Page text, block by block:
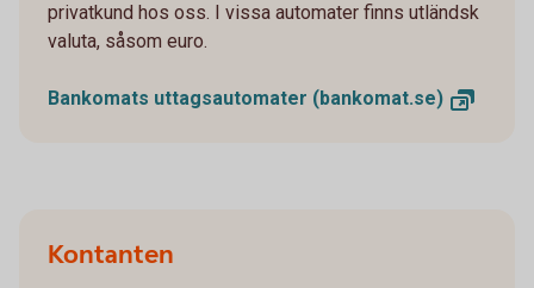
privatkund hos oss. I vissa automater finns utländsk
valuta, såsom euro.
Bankomats uttagsautomater (bankomat.se)
Kontanten